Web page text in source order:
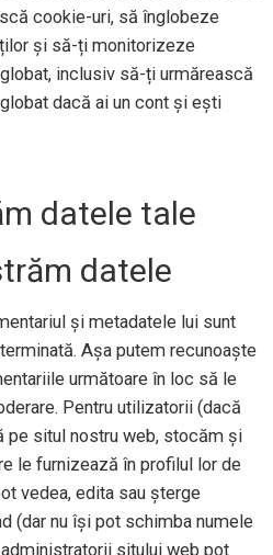
cookie-uri, să înglobeze
și să-ți monitorizeze
inclusiv să-ți urmărească
dacă ai un cont și ești
datele tale
datele
și metadatele lui sunt
Așa putem recunoaște
următoare în loc să le
Pentru utilizatorii (dacă
pe situl nostru web, stocăm și
le furnizează în profilul lor de
vedea, edita sau șterge
(dar nu își pot schimba numele
sitului web pot